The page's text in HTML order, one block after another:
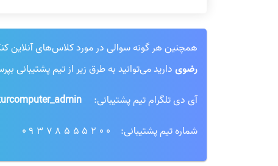
همچنین هر گونه سوالی در مورد کلاس‌های آنلاین
رضویدارید می‌توانید به طرق زیر از تیم پشتیبانی
آی دی تلگرام تیم پشتیبانی:
شماره تیم پشتیبانی:
09378555200